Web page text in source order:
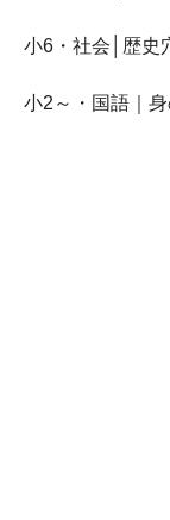
小6・社会│歴史
小2～・国語｜